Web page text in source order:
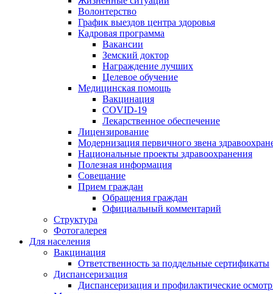
Волонтерство
График выездов центра здоровья
Кадровая программа
Вакансии
Земский доктор
Награждение лучших
Целевое обучение
Медицинская помощь
Вакцинация
COVID-19
Лекарственное обеспечение
Лицензирование
Модернизация первичного звена
Национальные проекты здравоохранения
Полезная информация
Совещание
Прием граждан
Обращения граждан
Официальный комментарий
Структура
Фотогалерея
Для населения
Вакцинация
Ответственность за поддельные сертификаты
Диспансеризация
Диспансеризация и профилактические